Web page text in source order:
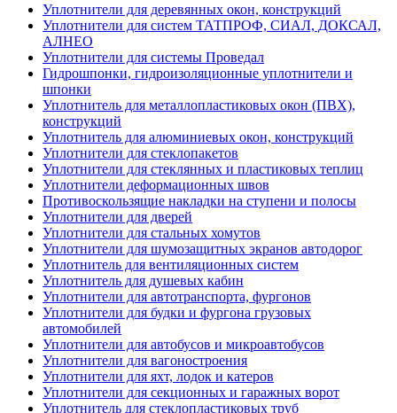
Уплотнители для деревянных окон, конструкций
Уплотнители для систем ТАТПРОФ, СИАЛ, ДОКСАЛ,
АЛНЕО
Уплотнители для системы Проведал
Гидрошпонки, гидроизоляционные уплотнители и
шпонки
Уплотнитель для металлопластиковых окон (ПВХ),
конструкций
Уплотнитель для алюминиевых окон, конструкций
Уплотнители для стеклопакетов
Уплотнители для стеклянных и пластиковых теплиц
Уплотнители деформационных швов
Противоскользящие накладки на ступени и полосы
Уплотнители для дверей
Уплотнители для стальных хомутов
Уплотнители для шумозащитных экранов автодорог
Уплотнитель для вентиляционных систем
Уплотнитель для душевых кабин
Уплотнители для автотранспорта, фургонов
Уплотнители для будки и фургона грузовых
автомобилей
Уплотнители для автобусов и микроавтобусов
Уплотнители для вагоностроения
Уплотнители для яхт, лодок и катеров
Уплотнители для секционных и гаражных ворот
Уплотнитель для стеклопластиковых труб